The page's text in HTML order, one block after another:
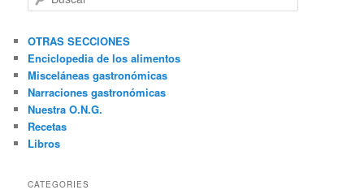
u
c
a
r
OTRAS SECCIONES
Enciclopedia de los alimentos
Misceláneas gastronómicas
Narraciones gastronómicas
Nuestra O.N.G.
Recetas
Libros
CATEGORIES